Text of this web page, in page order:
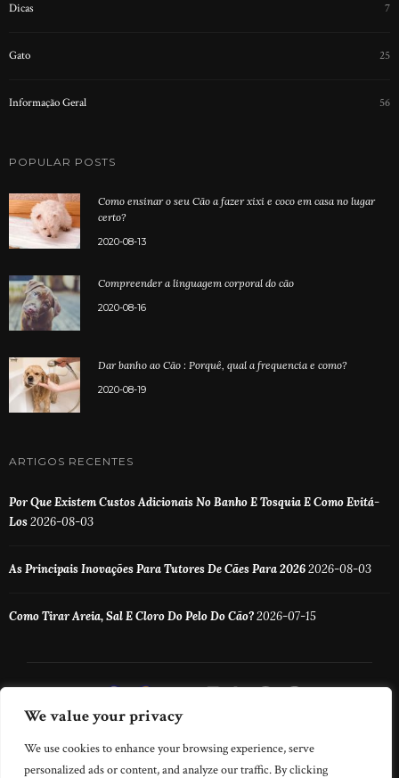
We value your privacy
We use cookies to enhance your browsing experience, serve
personalized ads or content, and analyze our traffic. By clicking
Dicas 7
Gato 25
Informação Geral 56
POPULAR POSTS
Como ensinar o seu Cão a fazer xixi e coco em casa no lugar
certo?
2020-08-13
Compreender a linguagem corporal do cão
2020-08-16
Dar banho ao Cão : Porquê, qual a frequencia e como?
2020-08-19
ARTIGOS RECENTES
Por Que Existem Custos Adicionais No Banho E Tosquia E Como Evitá-
Los2026-08-03
As Principais Inovações Para Tutores De Cães Para 20262026-08-03
Como Tirar Areia, Sal E Cloro Do Pelo Do Cão?2026-07-15